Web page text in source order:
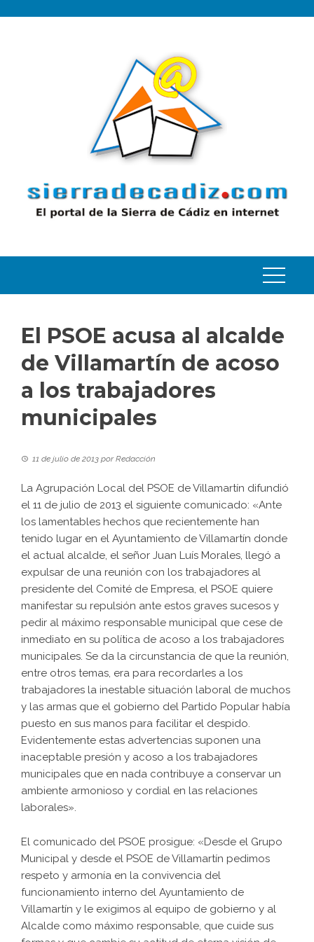
El PSOE acusa al alcalde
de Villamartín de acoso
a los trabajadores
municipales
11 de julio de 2013 porRedacción
La Agrupación Local del PSOE de Villamartín difundió
el 11 de julio de 2013 el siguiente comunicado: «Ante
los lamentables hechos que recientemente han
tenido lugar en el Ayuntamiento de Villamartín donde
el actual alcalde, el señor Juan Luís Morales, llegó a
expulsar de una reunión con los trabajadores al
presidente del Comité de Empresa, el PSOE quiere
manifestar su repulsión ante estos graves sucesos y
pedir al máximo responsable municipal que cese de
inmediato en su política de acoso a los trabajadores
municipales. Se da la circunstancia de que la reunión,
entre otros temas, era para recordarles a los
trabajadores la inestable situación laboral de muchos
y las armas que el gobierno del Partido Popular había
puesto en sus manos para facilitar el despido.
Evidentemente estas advertencias suponen una
inaceptable presión y acoso a los trabajadores
municipales que en nada contribuye a conservar un
ambiente armonioso y cordial en las relaciones
laborales».
El comunicado del PSOE prosigue: «Desde el Grupo
Municipal y desde el PSOE de Villamartín pedimos
respeto y armonía en la convivencia del
funcionamiento interno del Ayuntamiento de
Villamartín y le exigimos al equipo de gobierno y al
Alcalde como máximo responsable, que cuide sus